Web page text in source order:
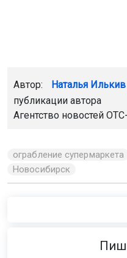
Автор: Наталья Илькив
публикации автора
Агентство новостей
ограбление супермаркета
Новосибирск